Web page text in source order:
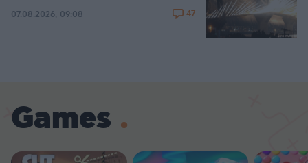
07.08.2026, 09:08 47
Games